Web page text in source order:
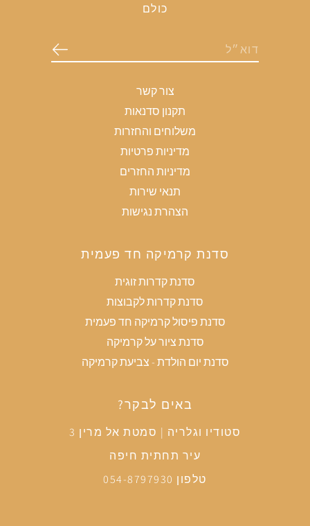
כולם
צור קשר
תקנון סדנאות
משלוחים והחזרות
מדיניות פרטיות
מדיניות החזרים
תנאי שירות
הצהרת נגישות
סדנת קרמיקה חד פעמית
סדנת קדרות זוגית
סדנת קדרות לקבוצות
סדנת פיסול קרמיקה חד פעמית
סדנת ציור על קרמיקה
סדנת יום הולדת - צביעת קרמיקה
באים לבקר?
סטודיו וגלריה | סמטת אל מרין 3
עיר תחתית חיפה
טלפון 054-8797930